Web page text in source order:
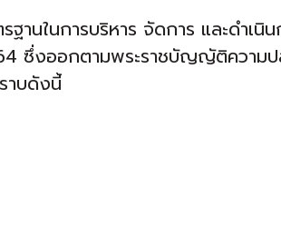
นในการบริหาร จัดการ และดำเนิน
ซึ่งออกตามพระราชบัญญัติความ
าบดังนี้